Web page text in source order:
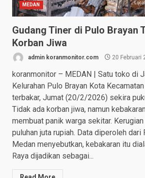
MEDAN
Gudang Tiner di Pulo Brayan
Korban Jiwa
admin koranmonitor.com 20 Februari
koranmonitor – MEDAN | Satu toko di
Kelurahan Pulo Brayan Kota
terbakar, Jumat (20/2/2026) sekira
Tidak ada korban jiwa, namun
membuat panik warga sekitar.
puluhan juta rupiah. Data diperoleh dari
Medan menyebutkan, kebakaran itu
Raya dijadikan sebagai...